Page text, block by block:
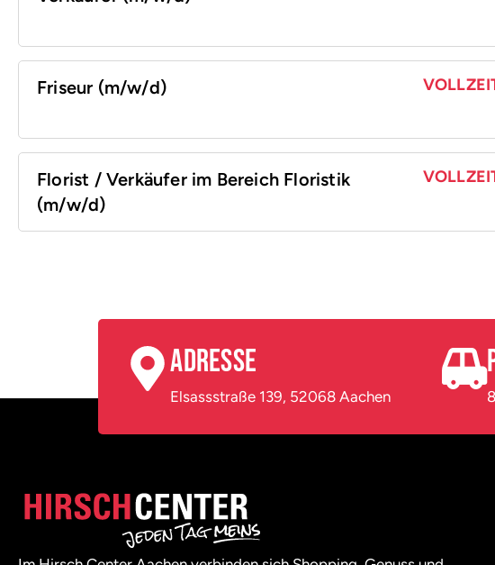
Friseur (m/w/d)
Florist / Verkäufer im Bereich Floristik
(m/w/d)
Adresse
Elsassstraße 139, 52068 Aachen